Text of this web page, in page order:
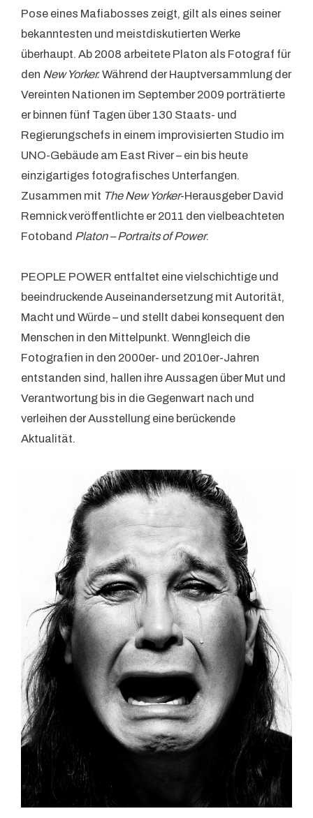
Pose eines Mafiabosses zeigt, gilt als eines seiner
bekanntesten und meistdiskutierten Werke
überhaupt. Ab 2008 arbeitete Platon als Fotograf für
den New Yorker.Während der Hauptversammlung der
Vereinten Nationen im September 2009 porträtierte
er binnen fünf Tagen über 130 Staats- und
Regierungschefs in einem improvisierten Studio im
UNO-Gebäude am East River – ein bis heute
einzigartiges fotografisches Unterfangen.
Zusammen mit The New Yorker-Herausgeber David
Remnick veröffentlichte er 2011 den vielbeachteten
Fotoband Platon – Portraits of Power.
PEOPLE POWER entfaltet eine vielschichtige und
beeindruckende Auseinandersetzung mit Autorität,
Macht und Würde – und stellt dabei konsequent den
Menschen in den Mittelpunkt. Wenngleich die
Fotografien in den 2000er- und 2010er-Jahren
entstanden sind, hallen ihre Aussagen über Mut und
Verantwortung bis in die Gegenwart nach und
verleihen der Ausstellung eine berückende
Aktualität.